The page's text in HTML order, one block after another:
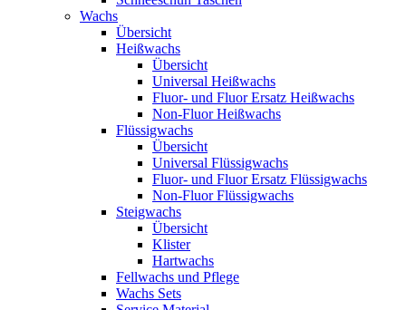
Wachs
Übersicht
Heißwachs
Übersicht
Universal Heißwachs
Fluor- und Fluor Ersatz Heißwachs
Non-Fluor Heißwachs
Flüssigwachs
Übersicht
Universal Flüssigwachs
Fluor- und Fluor Ersatz Flüssigwachs
Non-Fluor Flüssigwachs
Steigwachs
Übersicht
Klister
Hartwachs
Fellwachs und Pflege
Wachs Sets